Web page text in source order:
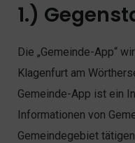
1.)
Die „Gemeinde-App“
Klagenfurt am
Gemeinde-App ist ein
Informationen von
Gemeindegebiet